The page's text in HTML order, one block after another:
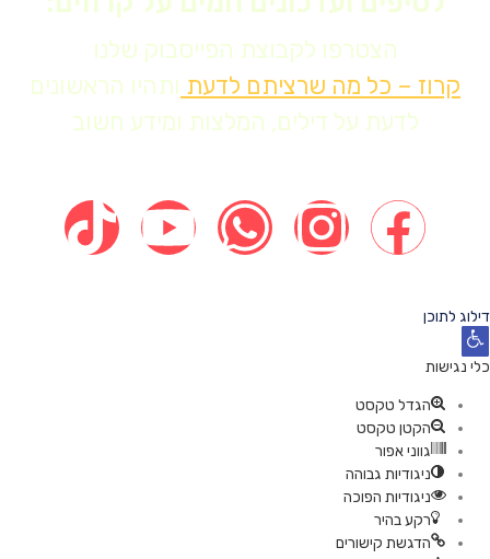
לקבוצת הפייסבוק שלנו
כל מה שרציתם לדעת ותהיו הראשונים
על דילים, המלצות ומידע חשוב
גבוהה
הפוכה